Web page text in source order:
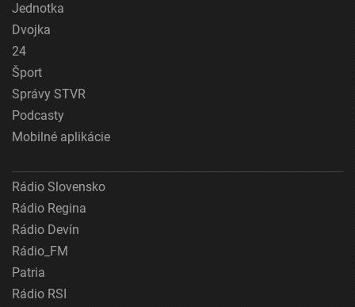
Jednotka
Dvojka
24
Šport
Správy STVR
Podcasty
Mobilné aplikácie
Rádio Slovensko
Rádio Regina
Rádio Devín
Rádio_FM
Patria
Rádio RSI